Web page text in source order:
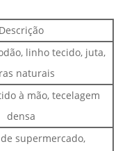
Descrição
linho tecido, juta,
naturais
à mão, tecelagem
densa
supermercado,